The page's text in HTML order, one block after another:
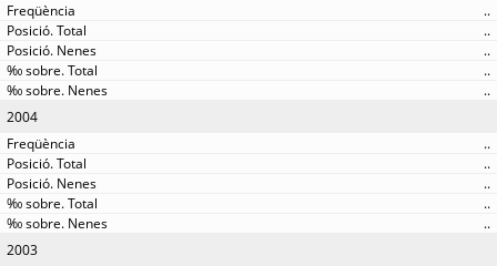
..
..
..
..
..
2004
..
..
..
..
..
2003